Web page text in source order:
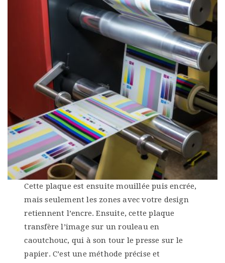
Cette plaque est ensuite mouillée puis encrée,
mais seulement les zones avec votre design
retiennent l’encre. Ensuite, cette plaque
transfère l’image sur un rouleau en
caoutchouc, qui à son tour le presse sur le
papier. C’est une méthode précise et